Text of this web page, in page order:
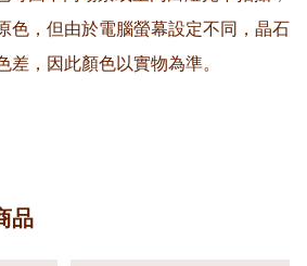
色，但由於電腦螢幕設定不同，晶石
差，因此顏色以實物為準。
品